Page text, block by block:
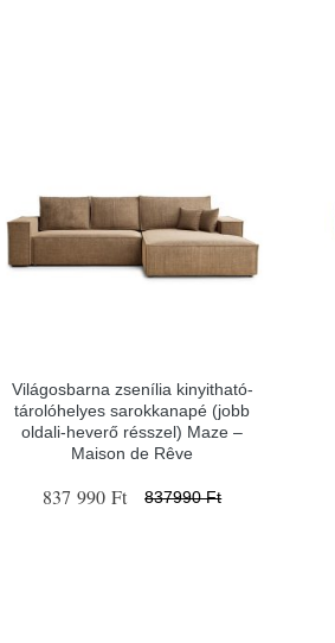
Világosbarna zsenília kinyitható-
tárolóhelyes sarokkanapé (jobb
oldali-heverő résszel) Maze –
Maison de Rêve
837 990 Ft 837990 Ft